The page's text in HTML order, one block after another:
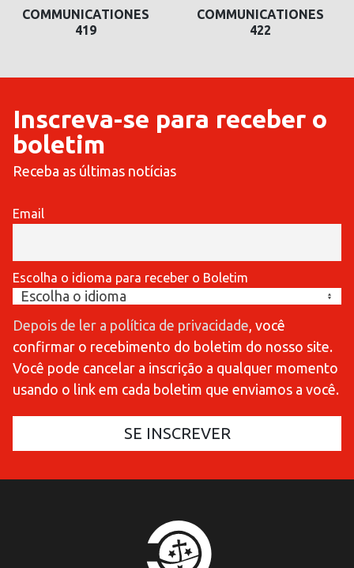
COMMUNICATIONES
422
COMMUNICATIONES
421
Inscreva-se para receber o
boletim
Receba as últimas notícias
Email
Escolha o idioma para receber o Boletim
Depois de ler a política de privacidade , você
confirmar o recebimento do boletim do nosso site.
Você pode cancelar a inscrição a qualquer momento
usando o link em cada boletim que enviamos a você.